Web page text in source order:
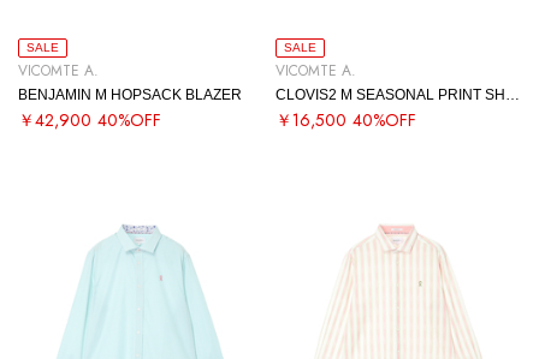
SALE
VICOMTE A.
BENJAMIN M HOPSACK BLAZER
￥42,900 40%OFF
SALE
VICOMTE A.
￥16,500 40%OFF